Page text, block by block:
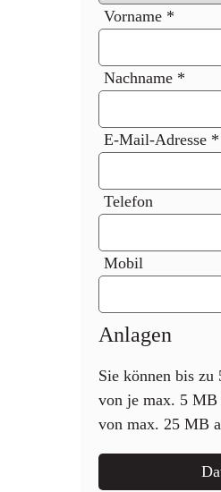
Vorname *
Nachname *
E-Mail-Adresse *
Telefon
Mobil
Anlagen
Sie können bis
von je max. 5 MB
von max. 25 MB